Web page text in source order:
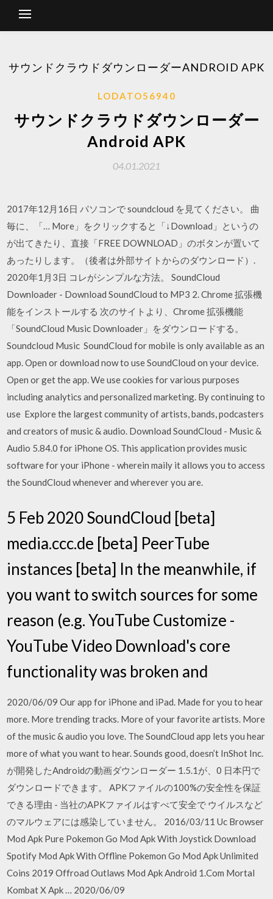
サウンドクラウドダウンローダーANDROID APK
LODATO56940
サウンドクラウドダウンローダー
Android APK
04.01.2021
2017年12月16日 パソコンで soundcloud を見てください。 曲
毎に、「… More」をクリックすると「↓Download」というの
が出てきたり、直接「FREE DOWNLOAD」のボタンが置いて
あったりします。（後者は外部サイトからのダウンロード）.
2020年1月3日 コレがシンプルな方法。 SoundCloud
Downloader - Download SoundCloud to MP3 2. Chrome 拡張機
能をインストールする 次のサイトより、Chrome 拡張機能
「SoundCloud Music Downloader」をダウンロードする。
Soundcloud Music SoundCloud for mobile is only available as an
app. Open or download now to use SoundCloud on your device.
Open or get the app. We use cookies for various purposes
including analytics and personalized marketing. By continuing to
use Explore the largest community of artists, bands, podcasters
and creators of music & audio. Download SoundCloud - Music &
Audio 5.84.0 for iPhone OS. This application provides music
software for your iPhone - wherein maily it allows you to access
the SoundCloud whenever and wherever you are.
5 Feb 2020 SoundCloud [beta]
media.ccc.de [beta] PeerTube
instances [beta] In the meanwhile, if
you want to switch sources for some
reason (e.g. YouTube Customize -
YouTube Video Download's core
functionality was broken and
2020/06/09 Our app for iPhone and iPad. Made for you to hear
more. More trending tracks. More of your favorite artists. More
of the music & audio you love. The SoundCloud app lets you hear
more of what you want to hear. Sounds good, doesn’t InShot Inc.
が開発したAndroidの動画ダウンローダー 1.5.1が、0 日本円で
ダウンロードできます。 APKファイルの100%の安全性を保証
できる理由 - 当社のAPKファイルはすべて安全で ウイルスなど
のマルウェアには感染していません。 2016/03/11 Uc Browser
Mod Apk Pure Pokemon Go Mod Apk With Joystick Download
Spotify Mod Apk With Offline Pokemon Go Mod Apk Unlimited
Coins 2019 Offroad Outlaws Mod Apk Android 1.Com Mortal
Kombat X Apk … 2020/06/09